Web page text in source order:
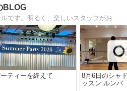
BLOG
四ツ谷の社交ダンススクールです。明るく、楽しいスタッフがお待ちしています。
ティーを終えて
8月6日のシャ
ッスン ルンバ